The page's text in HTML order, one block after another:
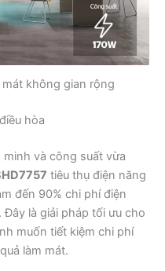
không gian rộng
hòa
và công suất vừa
tiêu thụ điện năng
đến 90% chi phí điện
là giải pháp tối ưu cho
muốn tiết kiệm chi phí
làm mát.